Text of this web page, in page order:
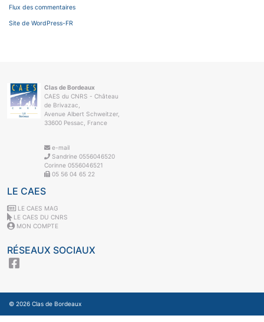
Flux des commentaires
Site de WordPress-FR
Clas de Bordeaux
CAES du CNRS - Château
de Brivazac,
Avenue Albert Schweitzer,
33600 Pessac, France
e-mail
Sandrine 0556046520
Corinne 0556046521
05 56 04 65 22
LE CAES
LE CAES MAG
LE CAES DU CNRS
MON COMPTE
RÉSEAUX SOCIAUX
© 2026 Clas de Bordeaux